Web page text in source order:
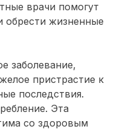
врачи помогут
обрести жизненные
заболевание,
пристрастие к
последствия.
Эта
со здоровым